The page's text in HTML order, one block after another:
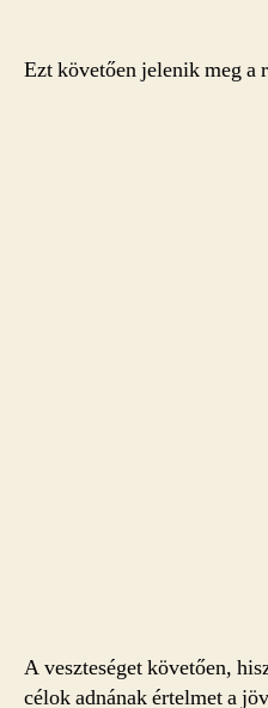
Ezt követően jelenik meg a
A veszteséget követően,
célok adnának értelmet a